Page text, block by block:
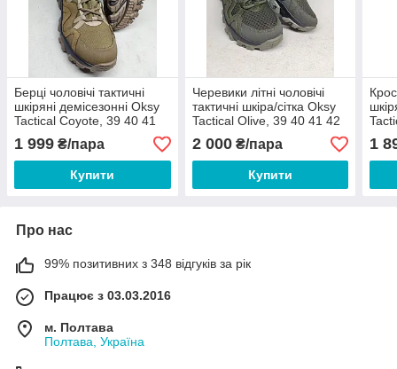
Берці чоловічі тактичні
шкіряні демісезонні Oksy
Tactical Coyote, 39 40 41
42 43 44 45 46
1 999 ₴/пара
Купити
Черевики літні чоловічі
тактичні шкіра/сітка Oksy
Tactical Olive, 39 40 41 42
43 44 45 46
2 000₴/пара
Купити
42
1
Про нас
99% позитивних з 348 відгуків за рік
Працює з 03.03.2016
м. Полтава
Полтава, Україна